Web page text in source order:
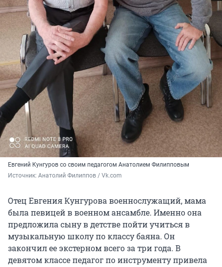
Евгений Кунгуров со своим педагогом Анатолием Филипповым
Источник: Анатолий Филиппов / Vk.com
Отец Евгения Кунгурова военнослужащий, мама
была певицей в военном ансамбле. Именно она
предложила сыну в детстве пойти учиться в
музыкальную школу по классу баяна. Он
закончил ее экстерном всего за три года. В
девятом классе педагог по инструменту привела